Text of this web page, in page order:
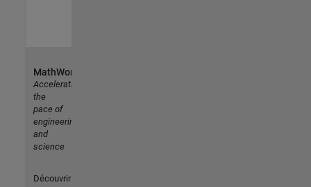
MathWorks
Accelerating
the
pace of
engineering
and
science
Découvrir les produits